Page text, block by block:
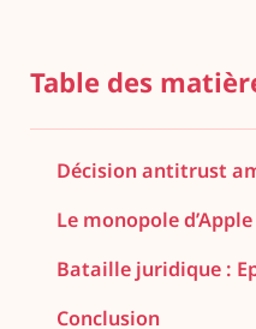
Table des
Décision antitrust
Le monopole d’Apple
Bataille juridique :
Conclusion